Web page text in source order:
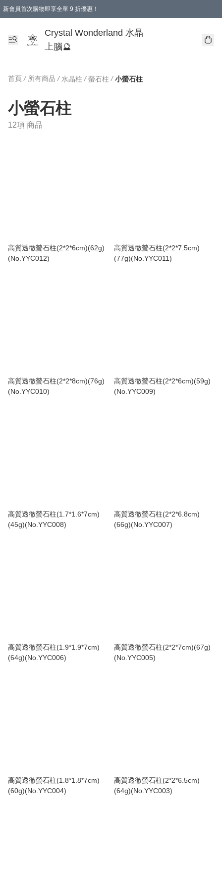
新會員首次購物即享全單 9 折優惠！
Crystal Wonderland 水晶
上腦🔮
首頁 / 所有商品 / 水晶柱 / 螢石柱 / 小螢石柱
小螢石柱
12項 商品
高質透徹螢石柱(2*2*6cm)(62g)
(No.YYC012)
高質透徹螢石柱(2*2*7.5cm)
(77g)(No.YYC011)
高質透徹螢石柱(2*2*8cm)(76g)
(No.YYC010)
高質透徹螢石柱(2*2*6cm)(59g)
(No.YYC009)
高質透徹螢石柱(1.7*1.6*7cm)
(45g)(No.YYC008)
高質透徹螢石柱(2*2*6.8cm)
(66g)(No.YYC007)
高質透徹螢石柱(1.9*1.9*7cm)
(64g)(No.YYC006)
高質透徹螢石柱(2*2*7cm)(67g)
(No.YYC005)
高質透徹螢石柱(1.8*1.8*7cm)
(60g)(No.YYC004)
高質透徹螢石柱(2*2*6.5cm)
(64g)(No.YYC003)